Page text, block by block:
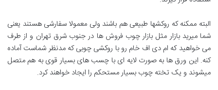
البته ممکنه که روکشها طبیعی هم باشند ولی معمولا سفارشی هستند یعنی
شما میرید بازار مثل بازار چوب فروش ها در جنوب شرق تهران و از طرف
می خواهید که ام دی اف خام رو با روکشی چوبی که مدنظر شماست آماده
کنه. این ورق ها به صورت لایه ای با چسب های بسیار قوی به هم متصل
میشوند و یک تخته چوب بسیار مستحکم را ایجاد خواهند کرد.